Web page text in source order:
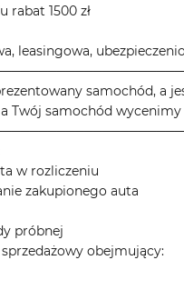
rabat 1500 zł
leasingowa,
samochód, a
Twój samochód
w rozliczeniu
zakupionego auta
próbnej
obejmujący: